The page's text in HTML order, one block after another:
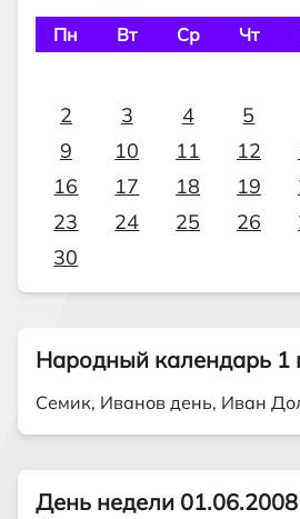
Пн Вт Ср Чт
2
3 4 5
9
10 11 12
16
17 18 19
23
24 25 26
30
Народный календарь 1
Семик, Иванов день, Иван
День недели 01.06.2008